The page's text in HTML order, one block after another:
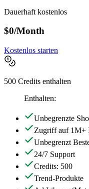
Dauerhaft kostenlos
$0/Month
Kostenlos starten
500 Credits enthalten
Enthalten:
Unbegrenzte
Zugriff auf 1M+
Unbegrenzt
24/7 Support
Credits: 500
Trend-Produkte